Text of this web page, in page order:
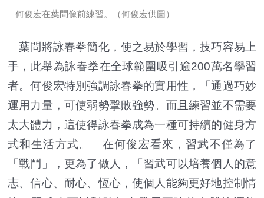
何俊宏在葉問像前練習。（何俊宏供圖）
葉問將詠春拳簡化，使之易於學習，技巧容易上
手，此舉為詠春拳在全球範圍吸引逾200萬名學習
者。何俊宏特別強調詠春拳的實用性，「通過巧妙
運用力量，可使弱勢擊敗強勢。而且練習並不需要
太大體力，這使得詠春拳成為一種可持續的健身方
式和生活方式。」在何俊宏看來，習武不僅為了
「戰鬥」，更為了做人，「習武可以培養個人的意
志、信心、耐心、恆心，使個人能夠更好地控制情